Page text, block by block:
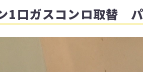
1口ガスコンロ取替